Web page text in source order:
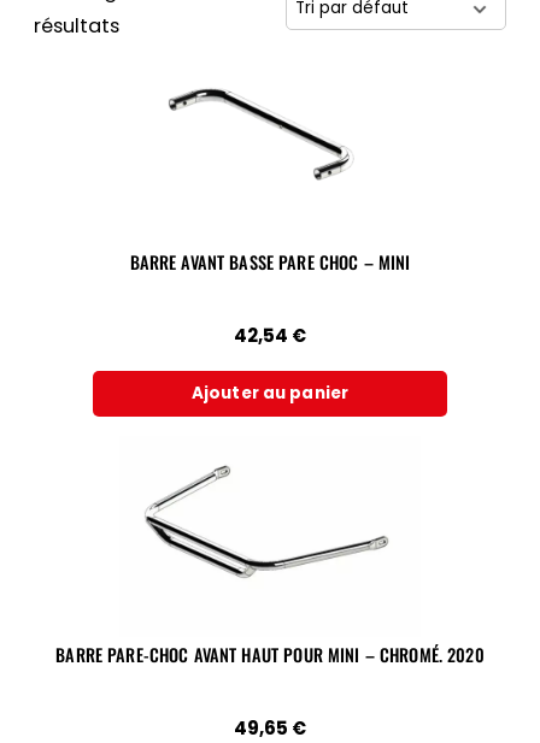
résultats
BARRE AVANT BASSE PARE CHOC – MINI
42,54 €
Ajouter au panier
BARRE PARE-CHOC AVANT HAUT POUR MINI – CHROMÉ. 2020
49,65 €